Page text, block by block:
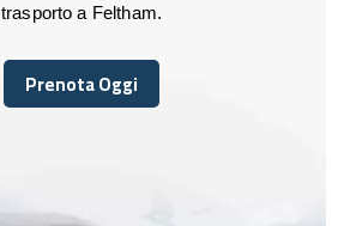
trasporto a Feltham.
Prenota Oggi
Prenota Oggi